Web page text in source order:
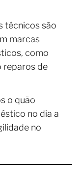
técnicos são
marcas
como
reparos de
o quão
no dia a
no